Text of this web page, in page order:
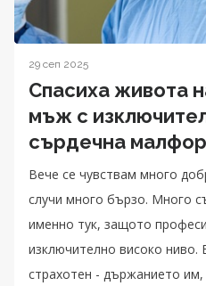
29 сеп 2025
Спасиха живота
мъж с
сърдечна
Вече се чувствам много
случи много бързо. Много
именно тук, защото
изключително високо ниво.
страхотен - държанието